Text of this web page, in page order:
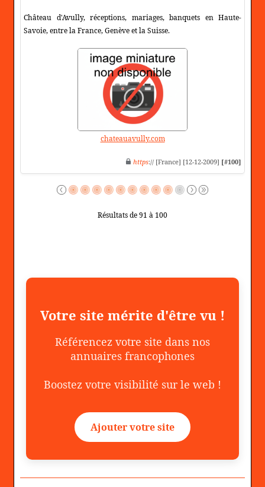
Château d'Avully, réceptions, mariages, banquets en Haute-
Savoie, entre la France, Genève et la Suisse.
chateauavully.com
https:// [France] [12-12-2009] [#100]
Résultats de 91 à 100
Votre site mérite d'être vu !
Référencez votre site dans nos
annuaires francophones
Boostez votre visibilité sur le web !
Ajouter votre site